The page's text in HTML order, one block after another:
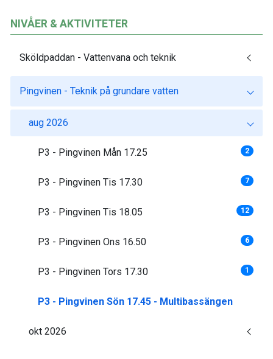
NIVÅER & AKTIVITETER
Sköldpaddan - Vattenvana och teknik
Pingvinen - Teknik på grundare vatten
aug 2026
P3 - Pingvinen Mån 17.25 2
P3 - Pingvinen Tis 17.30 7
P3 - Pingvinen Tis 18.05 12
P3 - Pingvinen Ons 16.50 6
P3 - Pingvinen Tors 17.30 1
P3 - Pingvinen Sön 17.45 - Multibassängen
okt 2026